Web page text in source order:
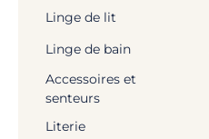
Linge de lit
Linge de bain
Accessoires et
senteurs
Literie